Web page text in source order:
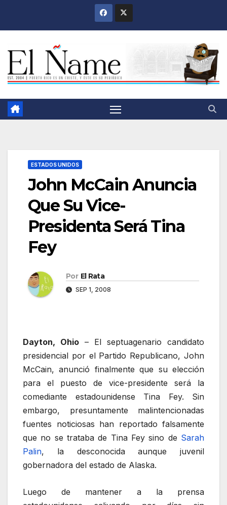
ESTADOS UNIDOS
John McCain Anuncia
Que Su Vice-
Presidenta Será Tina
Fey
Por El Rata
SEP 1, 2008
Dayton, Ohio – El septuagenario candidato
presidencial por el Partido Republicano, John
McCain, anunció finalmente que su elección
para el puesto de vice-presidente será la
comediante estadounidense Tina Fey. Sin
embargo, presuntamente malintencionadas
fuentes noticiosas han reportado falsamente
que no se trataba de Tina Fey sino de Sarah
Palin, la desconocida aunque juvenil
gobernadora del estado de Alaska.
Luego de mantener a la prensa